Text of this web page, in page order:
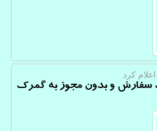
كرد
سفارش و بدون مجوز به گمرک